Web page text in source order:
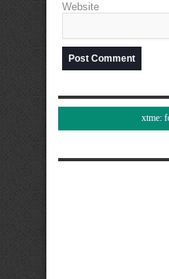
Website
xtme: